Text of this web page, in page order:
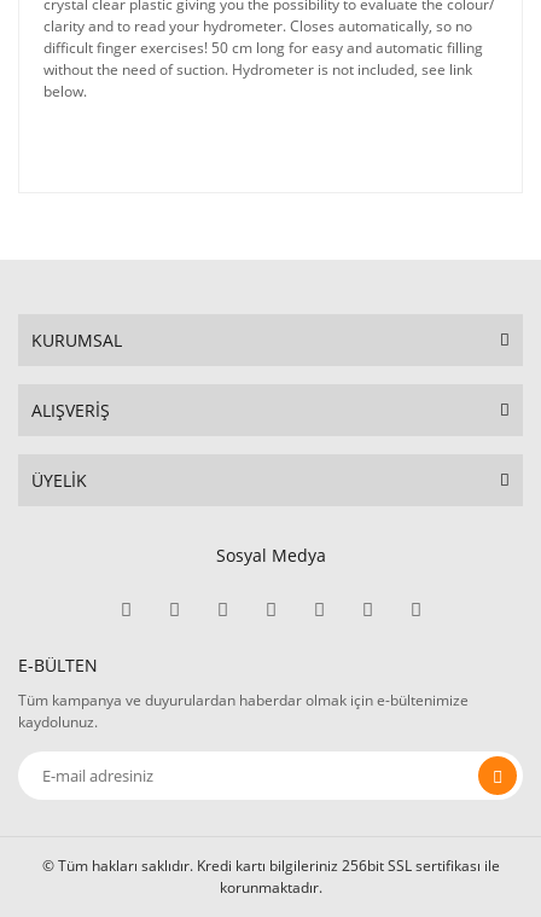
crystal clear plastic giving you the possibility to evaluate the colour/
clarity and to read your hydrometer. Closes automatically, so no
difficult finger exercises! 50 cm long for easy and automatic filling
without the need of suction. Hydrometer is not included, see link
below.
KURUMSAL
ALIŞVERİŞ
ÜYELİK
Sosyal Medya
E-BÜLTEN
Tüm kampanya ve duyurulardan haberdar olmak için e-bültenimize
kaydolunuz.
© Tüm hakları saklıdır. Kredi kartı bilgileriniz 256bit SSL sertifikası ile
korunmaktadır.